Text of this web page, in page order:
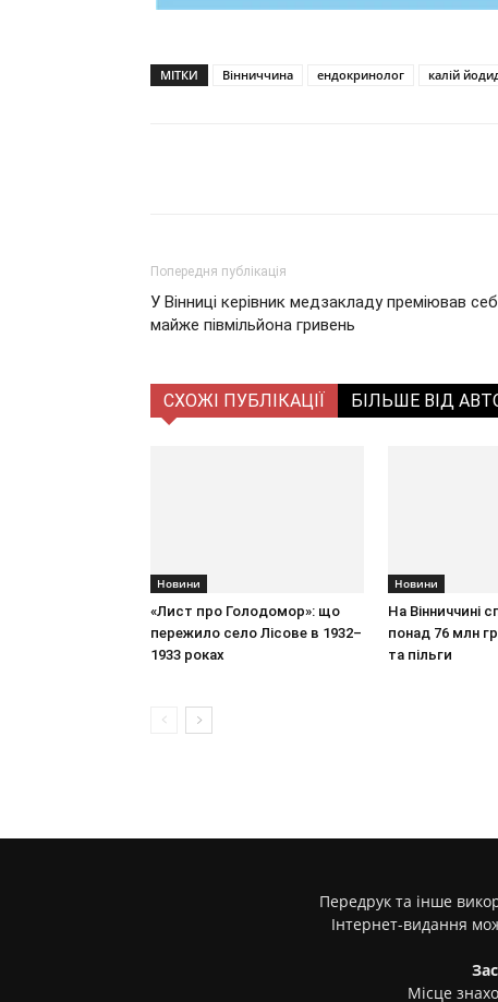
МІТКИ Вінниччина ендокринолог калій
Попередня публікація
У Вінниці керівник медзакладу преміював
майже півмільйона гривень
СХОЖІ ПУБЛІКАЦІЇ БІЛЬШЕ ВІД
Новини
«Лист про Голодомор»: що
пережило село Лісове в 1932–
1933 роках
Новини
На Вінниччині
понад 76 млн
та пільги
Передрук та інше
Інтернет-видання
Місце